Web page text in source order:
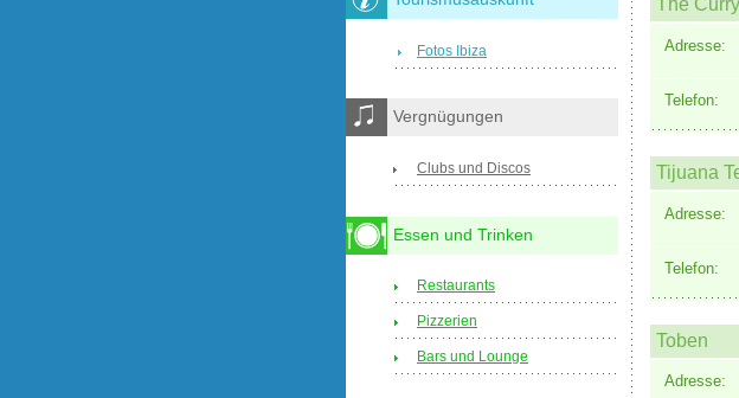
The
Adresse:
Telefon:
Tijuana
Adresse:
Telefon:
Toben
Adresse:
Fotos Ibiza
Vergnügungen
Clubs und Discos
Essen und Trinken
Restaurants
Pizzerien
Bars und Lounge